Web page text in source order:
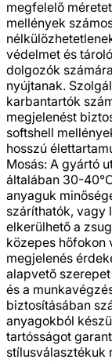
megfelelő
mellények
védelmet és
dolgozók
nyújtanak.
karbantartók
megjelenést
softshell
hosszú
Mosás: A gyártó
általában 30-
anyaguk
száríthatók, vagy
elkerülhető a
közepes hőfokon
megjelenés
alapvető
és a
biztosításában
anyagokból
tartósságot
stílusválasztékuk